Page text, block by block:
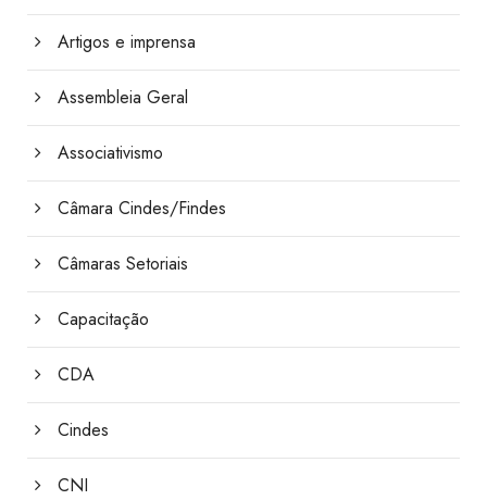
Artigos e imprensa
Assembleia Geral
Associativismo
Câmara Cindes/Findes
Câmaras Setoriais
Capacitação
CDA
Cindes
CNI